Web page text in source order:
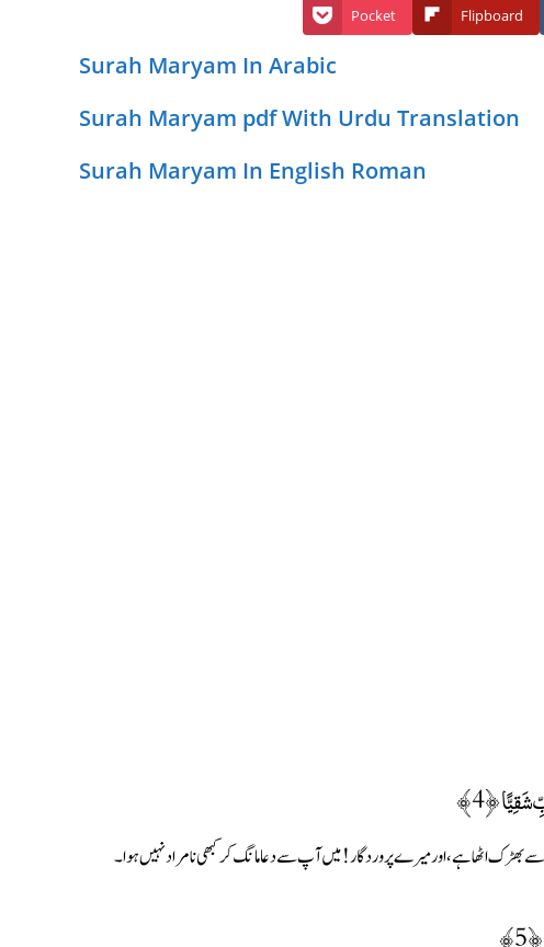
Pocket Flipboard
Surah Maryam In Arabic
Surah Maryam pdf With Urdu Translation
Surah Maryam In English Roman
﴿4﴾
بھڑک اٹھا ہے، اور میرے پروردگار ! میں آپ سے دعا مانگ کر کبھی نامراد نہیں ہوا۔